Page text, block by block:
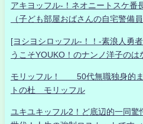
アキヨッフル-！ネオニートスケ番
（子ども部屋おばさんの自宅警備
[ヨシヨシロッフル-！！-素浪人勇
うこそYOUKO！のナンノ洋子のは
モリッフル！ 50代無職独身的ま
トの杜 モリッフル
ユキユキッフル2！ど底辺的一同驚